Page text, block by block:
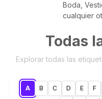
Boda,
cualquier
Todas
Explorar todas las
A B C D E F